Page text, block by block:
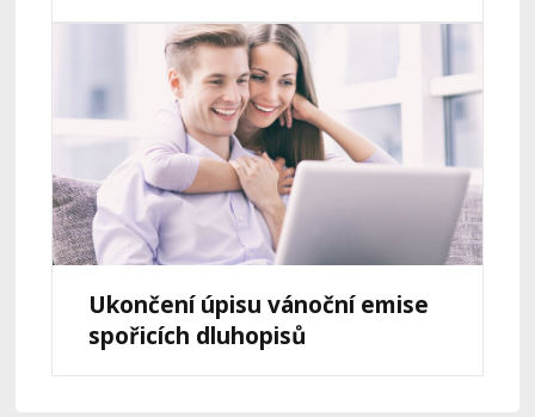
Ukončení úpisu vánoční emise
spořicích dluhopisů